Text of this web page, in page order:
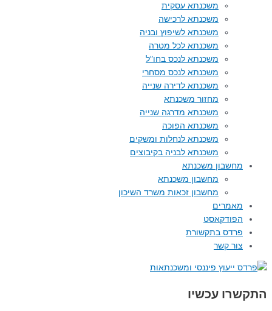
משכנתא עסקית
משכנתא לרכישה
משכנתא לשיפוץ ובניה
משכנתא לכל מטרה
משכנתא לנכס בחו”ל
משכנתא לנכס מסחרי
משכנתא לדירה שנייה
מחזור משכנתא
משכנתא מדרגה שנייה
משכנתא הפוכה
משכנתא לנחלות ומשקים
משכנתא לבניה בקיבוצים
מחשבון משכנתא
מחשבון משכנתא
מחשבון זכאות משרד השיכון
מאמרים
הפודקאסט
פרדס בתקשורת
צור קשר
התקשרו עכשיו